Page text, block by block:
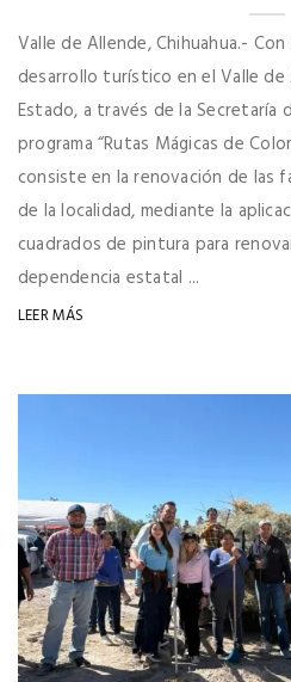
Valle de Allende, Chihuahua.-
desarrollo turístico en el Valle
Estado, a través de la Secretaría
programa “Rutas Mágicas de
consiste en la renovación de las
de la localidad, mediante la
cuadrados de pintura para
dependencia estatal ...
LEER MÁS